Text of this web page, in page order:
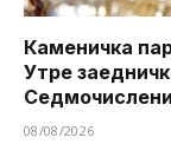
Каменичка
Утре
08/08/2026